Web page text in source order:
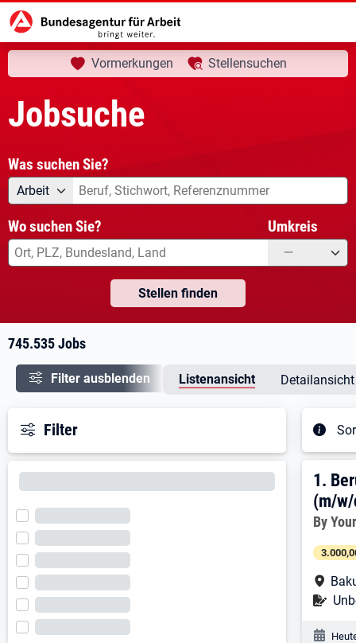
Startseite Jobsuche aktuelle Seite:
Ihre Suche
Vormerkungen Stellensuchen
Jobsuche
Was suchen Sie?
Angebotsart
Arbeit Was suchen Sie?
Wo suchen Sie? Umkreis
—
Stellen finden
745.535 Jobs
Filter ausblenden Listenansicht Detailansicht
Filter
1.
1.
(m/
By